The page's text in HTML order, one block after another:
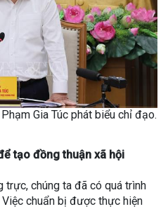
Gia Túc phát biểu chỉ đạo.
tạo đồng thuận xã hội
trực, chúng ta đã có quá trình
chuẩn bị được thực hiện